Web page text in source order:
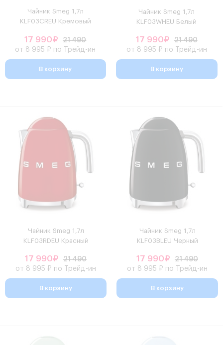
Чайник Smeg 1,7л
KLF03CREU Кремовый
17 990₽
21 490
от 8 995 ₽ по Трейд-ин
В корзину
Чайник Smeg 1,7л
KLF03WHEU Белый
17 990₽
21 490
от 8 995 ₽ по Трейд-ин
В корзину
Чайник Smeg 1,7л
KLF03RDEU Красный
17 990₽
21 490
от 8 995 ₽ по Трейд-ин
В корзину
Чайник Smeg 1,7л
KLF03BLEU Черный
17 990₽
21 490
от 8 995 ₽ по Трейд-ин
В корзину